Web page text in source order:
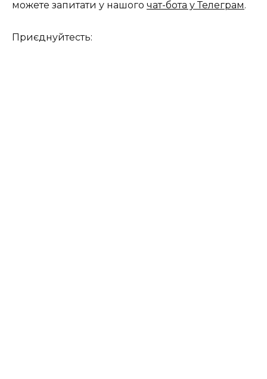
можете запитати у нашого чат-бота у Телеграм.
Приєднуйтесть: